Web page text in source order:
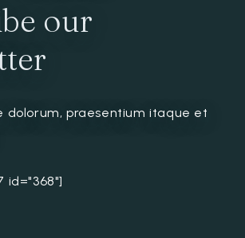
our
dolorum, praesentium itaque et